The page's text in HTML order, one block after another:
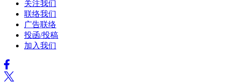
关注我们
联络我们
广告联络
投函/投稿
加入我们